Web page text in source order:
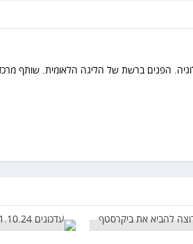
הפנים ברשת של הליגה הלאומית. שותף